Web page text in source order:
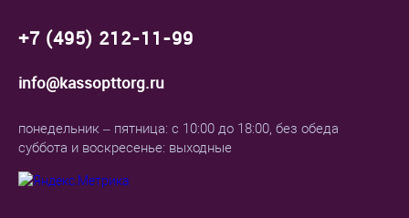
+7 (495) 212-11-99
info@kassopttorg.ru
понедельник – пятница: с 10:00 до 18:00, без обеда
суббота и воскресенье: выходные